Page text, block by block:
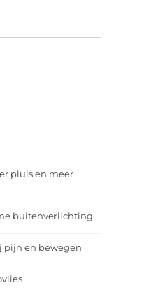
pluis en meer
buitenverlichting
pijn en bewegen